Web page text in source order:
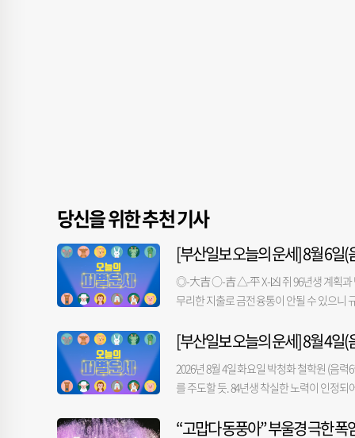
당신을 위한 추천 기사
[부산일보 오늘의 운세] 8월 6일(
◎-大吉 ○-吉 △-平 X-凶 쥐 96년생 계획과
무리한 지출로 금전 융통이 안될 수 있으니
로 나감이 좋을 듯. 85년생 맡은 일이 힘겹
금전-○ 애정-◎ 건강-△ 범 98년생 눈치껏 처
도적으로 대처해 나아가야 할 때이니 적극
솔직히 건네 보는 것도. 87년생 지나친 자
[부산일보 오늘의 운세] 8월 4일(
2026년 8월 4일 화요일 박청화 철학원 (음
를 주도할 듯. 84년생 착실한 노력이 인정
금전-○ 애정-△ 건강-○ 소 97년생 불만만
“고맙다 동풍아” 부울경 극한 폭